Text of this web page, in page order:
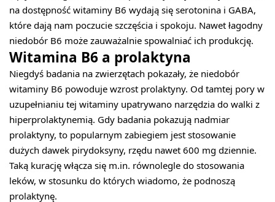
na dostępność witaminy B6 wydają się serotonina i GABA,
które dają nam poczucie szczęścia i spokoju. Nawet łagodny
niedobór B6 może zauważalnie spowalniać ich produkcję.
Witamina B6 a prolaktyna
Niegdyś badania na zwierzętach pokazały, że niedobór
witaminy B6 powoduje wzrost prolaktyny. Od tamtej pory w
uzupełnianiu tej witaminy upatrywano narzędzia do walki z
hiperprolaktynemią. Gdy badania pokazują nadmiar
prolaktyny, to popularnym zabiegiem jest stosowanie
dużych dawek pirydoksyny, rzędu nawet 600 mg dziennie.
Taką kurację włącza się m.in. równolegle do stosowania
leków, w stosunku do których wiadomo, że podnoszą
prolaktynę.